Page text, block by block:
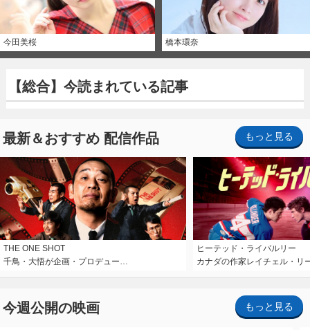
今田美桜 橋本環奈
【総合】今読まれている記事
最新＆おすすめ 配信作品 もっと見る
THE ONE SHOT
千鳥・大悟が企画・プロデュー…
ヒーテッド・ライバルリー
カナダの作家レイチェル・リ
今週公開の映画 もっと見る